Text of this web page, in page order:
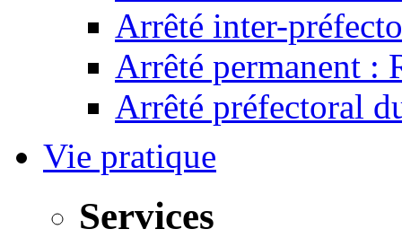
Arrêté inter-
Arrêté permanent :
Arrêté préfectoral
Vie pratique
Services